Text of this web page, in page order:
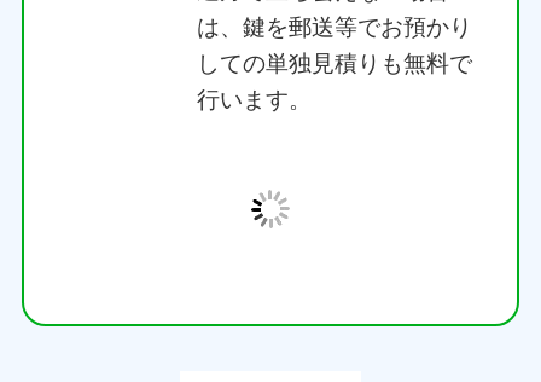
は、鍵を郵送等でお預かり
しての単独見積りも無料で
行います。